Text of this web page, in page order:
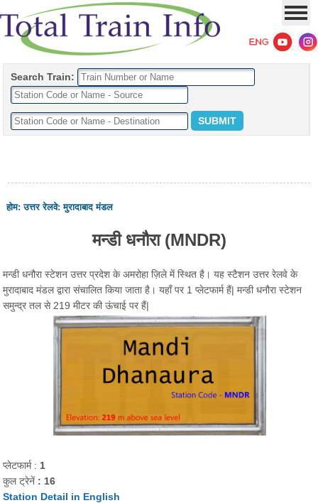
Search Train:
होम:उत्तर रेलवे:मुरादाबाद मंडल
मन्डी धनौरा (MNDR)
मन्डी धनौरा स्टेशन उत्तर प्रदेश के अमरोहा ज़िले में स्थित है। यह स्टैशन उत्तर रेलवे के
मुरादाबाद मंडल द्वारा संचालित किया जाता है। यहाँ पर 1 प्लेटफार्म हैं| मन्डी धनौरा स्टेशन
समुन्द्र तल से 219 मीटर की ऊंचाई पर हैं|
प्लेटफार्म : 1
कुल ट्रेनें : 16
Station Detail in English